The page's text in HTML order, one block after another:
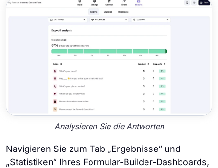
Analysieren Sie die Antworten
Navigieren Sie zum Tab „Ergebnisse“ und
„Statistiken“ Ihres Formular-Builder-Dashboards,